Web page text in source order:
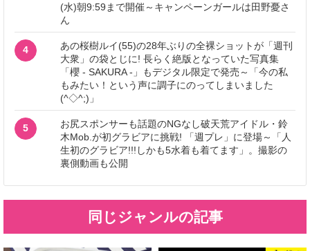
(水)朝9:59まで開催～キャンペーンガールは田野憂さ
ん
4
あの桜樹ルイ(55)の28年ぶりの全裸ショットが「週刊
大衆」の袋とじに! 長らく絶版となっていた写真集
「櫻 - SAKURA -」もデジタル限定で発売～「今の私
もみたい！という声に調子にのってしまいました
(^◇^;)」
5
お尻スポンサーも話題のNGなし破天荒アイドル・鈴
木Mob.が初グラビアに挑戦! 「週プレ」に登場～「人
生初のグラビア!!!しかも5水着も着てます」。撮影の
裏側動画も公開
同じジャンルの記事